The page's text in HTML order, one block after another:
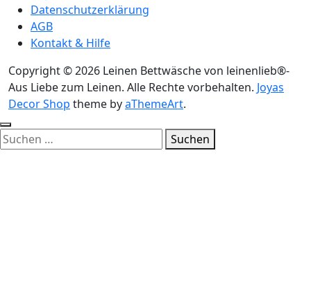
Datenschutzerklärung
AGB
Kontakt & Hilfe
Copyright © 2026 Leinen Bettwäsche von leinenlieb®-
Aus Liebe zum Leinen. Alle Rechte vorbehalten. Joyas
Decor Shop theme byaThemeArt.
Suchen